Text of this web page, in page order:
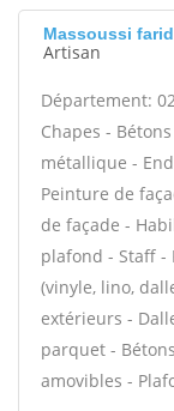
Massoussi
Artisan
Département:
Chapes -
métallique -
Peinture de
de façade -
plafond - Staff -
(vinyle, lino,
extérieurs -
parquet -
amovibles -